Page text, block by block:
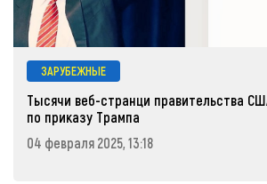
ЗАРУБЕЖНЫЕ
Тысячи веб-странци правительства
по приказу Трампа
04 февраля 2025, 13:18